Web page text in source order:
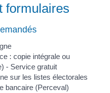
formulaires
: copie intégrale ou
- Service gratuit
sur les listes électorales
bancaire (Perceval)